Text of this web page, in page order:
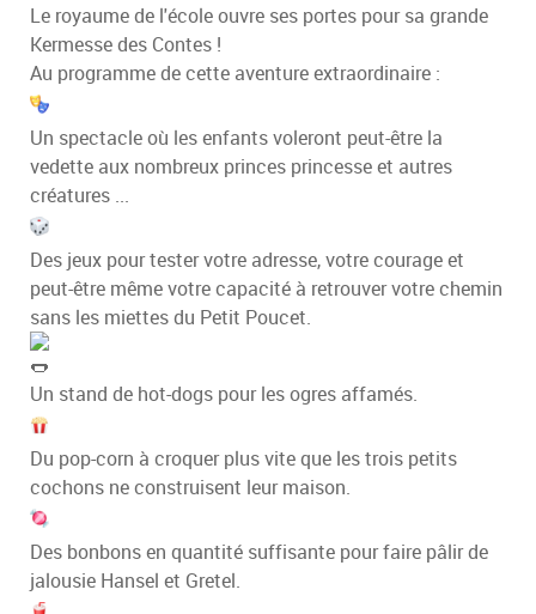
Le royaume de l'école ouvre ses portes pour sa grande
Kermesse des Contes !
Au programme de cette aventure extraordinaire :
Un spectacle où les enfants voleront peut-être la
vedette aux nombreux princes princesse et autres
créatures ...
Des jeux pour tester votre adresse, votre courage et
peut-être même votre capacité à retrouver votre chemin
sans les miettes du Petit Poucet.
Un stand de hot-dogs pour les ogres affamés.
Du pop-corn à croquer plus vite que les trois petits
cochons ne construisent leur maison.
Des bonbons en quantité suffisante pour faire pâlir de
jalousie Hansel et Gretel.